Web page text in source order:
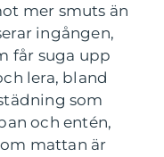
mer smuts än
ingången,
får suga upp
lera, bland
som
och entén,
mattan är